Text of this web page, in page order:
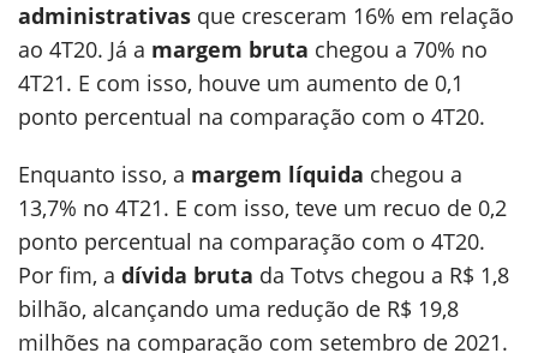
administrativas que cresceram 16% em relação
ao 4T20. Já a margem bruta chegou a 70% no
4T21. E com isso, houve um aumento de 0,1
ponto percentual na comparação com o 4T20.
Enquanto isso, a margem líquida chegou a
13,7% no 4T21. E com isso, teve um recuo de 0,2
ponto percentual na comparação com o 4T20.
Por fim, a dívida bruta da Totvs chegou a R$ 1,8
bilhão, alcançando uma redução de R$ 19,8
milhões na comparação com setembro de 2021.